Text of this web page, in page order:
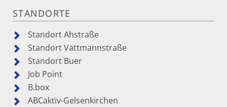
STANDORTE
Standort Ahstraße
Standort Vattmannstraße
Standort Buer
Job Point
B.box
ABCaktiv-Gelsenkirchen